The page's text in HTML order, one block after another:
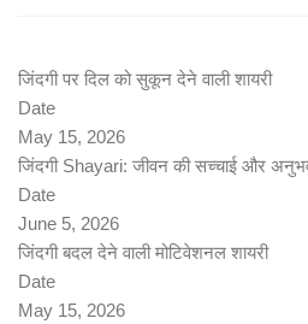
जिंदगी पर दिल को सुकून देने वाली शायरी
Date
May 15, 2026
जिंदगी Shayari: जीवन की सच्चाई और
Date
June 5, 2026
जिंदगी बदल देने वाली मोटिवेशनल शायरी
Date
May 15, 2026